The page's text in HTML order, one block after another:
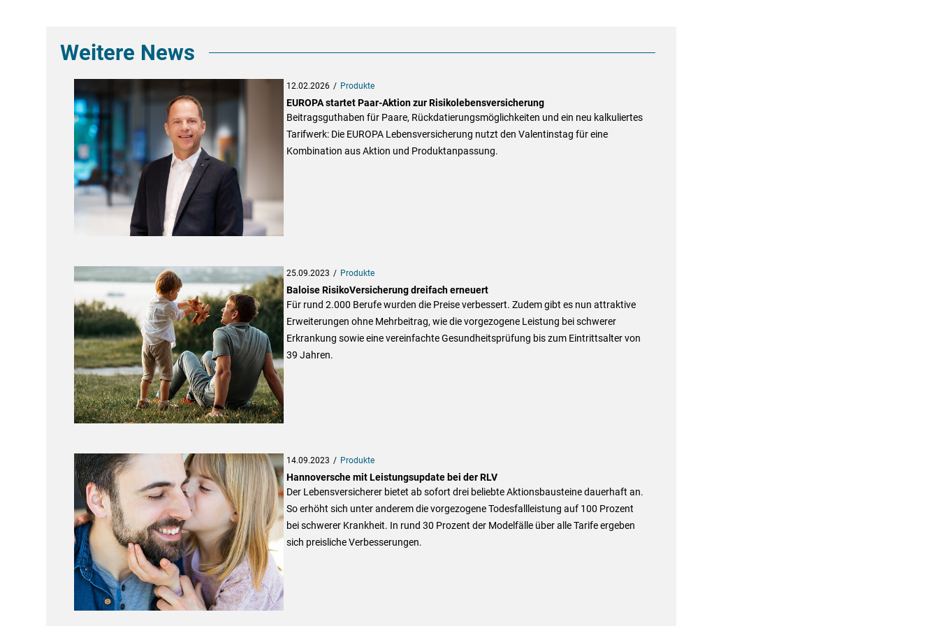
Weitere News
12.02.2026 Produkte
EUROPA startet Paar-Aktion zur Risikolebensversicherung
Beitragsguthaben für Paare, Rückdatierungsmöglichkeiten und ein neu kalkuliertes
Tarifwerk: Die EUROPA Lebensversicherung nutzt den Valentinstag für eine
Kombination aus Aktion und Produktanpassung.
25.09.2023 Produkte
Baloise RisikoVersicherung dreifach erneuert
Für rund 2.000 Berufe wurden die Preise verbessert. Zudem gibt es nun attraktive
Erweiterungen ohne Mehrbeitrag, wie die vorgezogene Leistung bei schwerer
Erkrankung sowie eine vereinfachte Gesundheitsprüfung bis zum Eintrittsalter von
39 Jahren.
14.09.2023 Produkte
Hannoversche mit Leistungsupdate bei der RLV
Der Lebensversicherer bietet ab sofort drei beliebte Aktionsbausteine dauerhaft an.
So erhöht sich unter anderem die vorgezogene Todesfallleistung auf 100 Prozent
bei schwerer Krankheit. In rund 30 Prozent der Modelfälle über alle Tarife ergeben
sich preisliche Verbesserungen.